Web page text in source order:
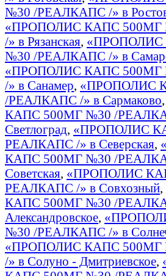
№30 /РЕАЛКАПС /» в
«ПРОПОЛИС КАПС
/» в Рязанская, «ПРОПОЛИС
№30 /РЕАЛКАПС /» в
«ПРОПОЛИС КАПС
/» в Санамер, «ПРОПОЛИС
/РЕАЛКАПС /» в Сармаково,
КАПС 500МГ №30 /
Светлоград, «ПРОПОЛИС
РЕАЛКАПС /» в Северская,
КАПС 500МГ №30 /
Советская, «ПРОПОЛИС
РЕАЛКАПС /» в Совхозный,
КАПС 500МГ №30 /
Александровское,
№30 /РЕАЛКАПС /» в
«ПРОПОЛИС КАПС
/» в Солуно - Дмитриевское,